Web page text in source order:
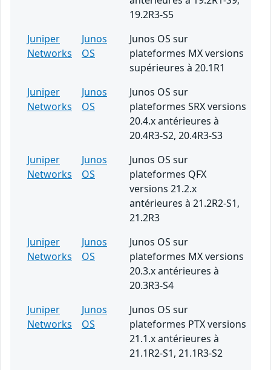
19.2R3-S5
Juniper
Networks
Junos
OS
Junos OS sur
plateformes MX versions
supérieures à 20.1R1
Juniper
Networks
Junos
OS
Junos OS sur
plateformes SRX versions
20.4.x antérieures à
20.4R3-S2, 20.4R3-S3
Juniper
Networks
Junos
OS
Junos OS sur
plateformes QFX
versions 21.2.x
antérieures à 21.2R2-S1,
21.2R3
Juniper
Networks
Junos
OS
Junos OS sur
plateformes MX versions
20.3.x antérieures à
20.3R3-S4
Juniper
Networks
Junos
OS
Junos OS sur
plateformes PTX versions
21.1.x antérieures à
21.1R2-S1, 21.1R3-S2